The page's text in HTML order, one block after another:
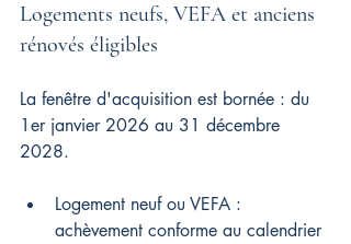
Logements neufs, VEFA et anciens
rénovés éligibles
La fenêtre d'acquisition est bornée : du
1er janvier 2026 au 31 décembre
2028.
Logement neuf ou VEFA :
achèvement conforme au calendrier